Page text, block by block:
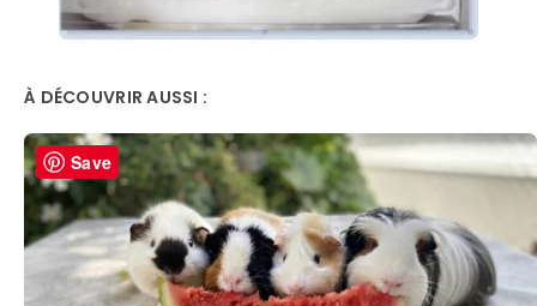
À DÉCOUVRIR AUSSI :
Save